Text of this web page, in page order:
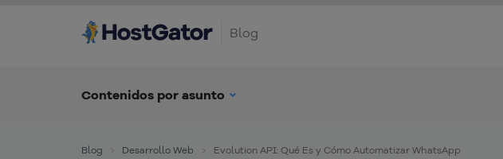
Blog
Contenidos por asunto
Blog Desarrollo Web Evolution API: Qué Es y Cómo Automatizar WhatsApp